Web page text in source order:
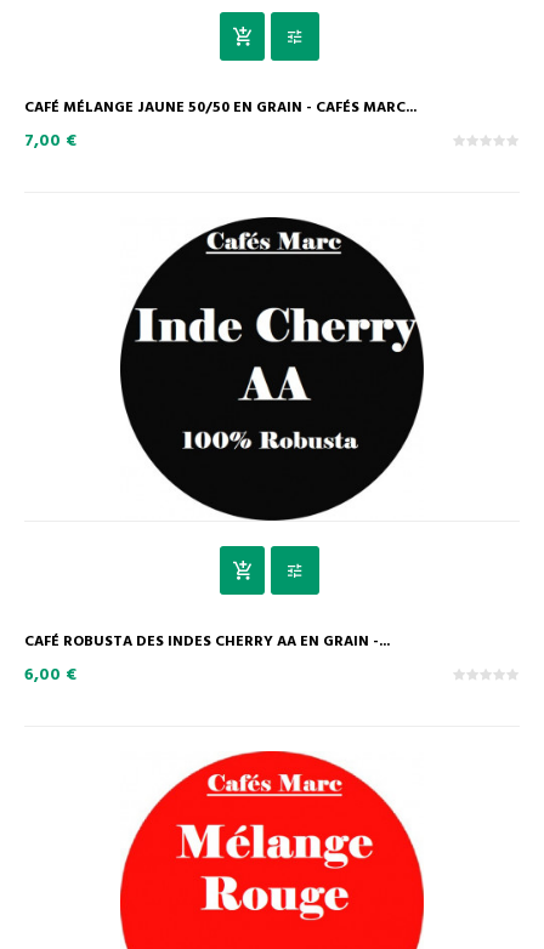
CAFÉ MÉLANGE JAUNE 50/50 EN GRAIN - CAFÉS MARC...
7,00 €
CAFÉ ROBUSTA DES INDES CHERRY AA EN GRAIN -...
6,00 €